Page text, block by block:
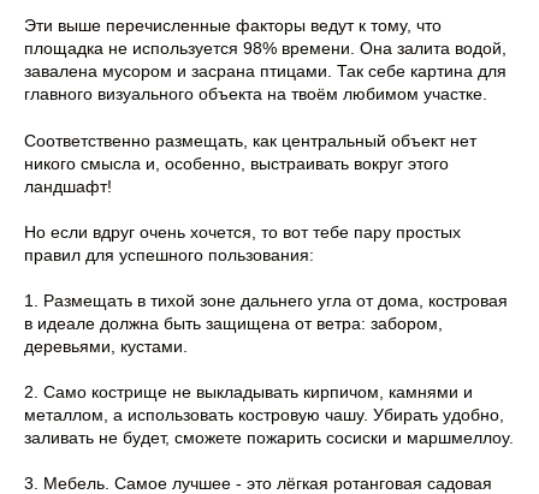
Эти выше перечисленные факторы ведут к тому, что
площадка не используется 98% времени. Она залита водой,
завалена мусором и засрана птицами. Так себе картина для
главного визуального объекта на твоём любимом участке.
Соответственно размещать, как центральный объект нет
никого смысла и, особенно, выстраивать вокруг этого
ландшафт!
Но если вдруг очень хочется, то вот тебе пару простых
правил для успешного пользования:
1. Размещать в тихой зоне дальнего угла от дома, костровая
в идеале должна быть защищена от ветра: забором,
деревьями, кустами.
2. Само кострище не выкладывать кирпичом, камнями и
металлом, а использовать костровую чашу. Убирать удобно,
заливать не будет, сможете пожарить сосиски и маршмеллоу.
3. Мебель. Самое лучшее - это лёгкая ротанговая садовая